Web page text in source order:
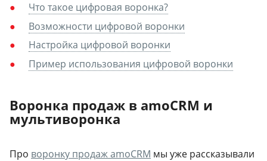
Что такое цифровая воронка?
Возможности цифровой воронки
Настройка цифровой воронки
Пример использования цифровой воронки
Воронка продаж в amoCRM и
мультиворонка
Про воронку продаж amoCRM мы уже рассказывали